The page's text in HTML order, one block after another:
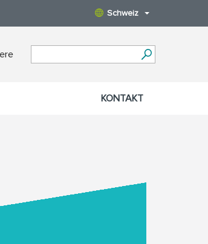
Schweiz
KONTAKT